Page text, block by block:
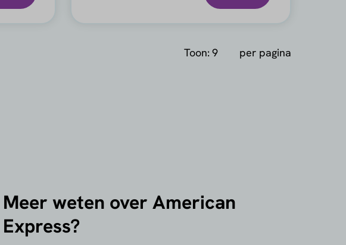
Toon: per pagina
Meer weten over American
Express?